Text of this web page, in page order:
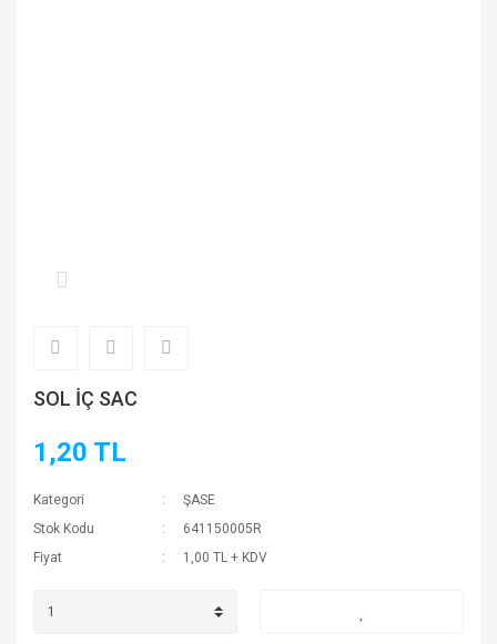
SOL İÇ SAC
1,20 TL
Kategori
ŞASE
Stok Kodu
641150005R
Fiyat
1,00 TL + KDV